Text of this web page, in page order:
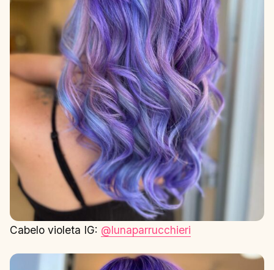
Cabelo violeta IG: @lunaparrucchieri